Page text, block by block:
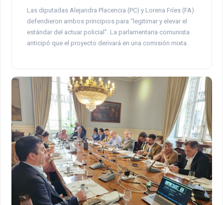
Las diputadas Alejandra Placencia (PC) y Lorena Fríes (FA)
defendieron ambos principios para “legitimar y elevar el
estándar del actuar policial”. La parlamentaria comunista
anticipó que el proyecto derivará en una comisión mixta.